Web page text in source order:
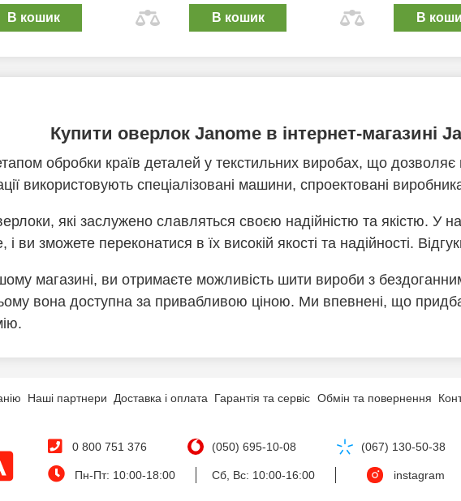
В кошик В кошик В
Купити оверлок Janome в інтернет-магазині
обробки країв деталей у текстильних виробах, що дозволяє
використовують спеціалізовані машини, спроектовані
які заслужено славляться своєю надійністю та якістю. У
ви зможете переконатися в їх високій якості та надійності.
магазині, ви отримаєте можливість шити вироби з
вона доступна за привабливою ціною. Ми впевнені, що
Наші партнери Доставка і оплата Гарантія та сервіс Обмін та повернення
0 800 751 376 (050) 695-10-08 (067) 130-50-38
Пн-Пт: 10:00-18:00 Сб, Вс: 10:00-16:00 instagram